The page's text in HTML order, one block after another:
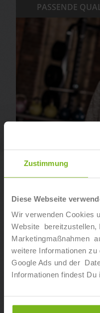
Zustimmung
Diese Webseite
Wir verwenden Cookies
Website bereitzustellen,
Marketingmaßnahmen
weitere Informationen
Google Ads und der
Informationen findest Du
PASSENDE